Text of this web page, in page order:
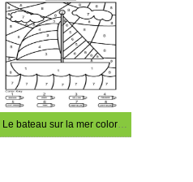
Le bateau sur la mer coloration magique